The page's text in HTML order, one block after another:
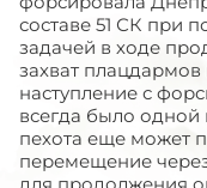
составе 51 СК при
задачей в ходе
захват плацдармов
наступление с
всегда было одной
пехота еще может
перемещение
для продолжения